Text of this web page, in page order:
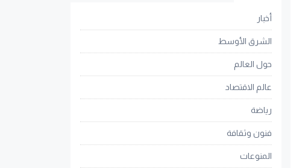
أخبار
الشرق الأوسط
حول العالم
عالم الاقتصاد
رياضة
فنون وثقافة
المنوعات